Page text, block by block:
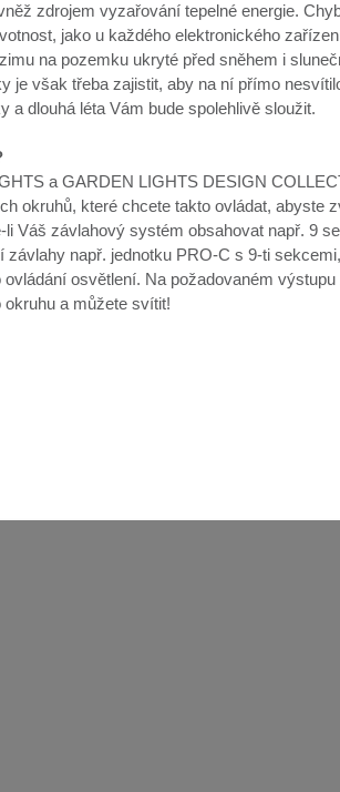
zdrojem vyzařování tepelné energie.
jako u každého elektronického
na pozemku ukryté před sněhem i
je však třeba zajistit, aby na ní přímo
a dlouhá léta Vám bude spolehlivě sloužit.
a GARDEN LIGHTS DESIGN
okruhů, které chcete takto ovládat, abyste
Váš závlahový systém obsahovat např. 9
např. jednotku PRO-C s 9-ti
osvětlení. Na požadovaném
a můžete svítit!